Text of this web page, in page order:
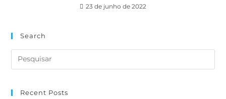
23 de junho de 2022
Search
Recent Posts